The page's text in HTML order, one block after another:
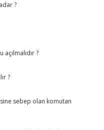
?
açılmalıdır ?
?
sebep olan komutan